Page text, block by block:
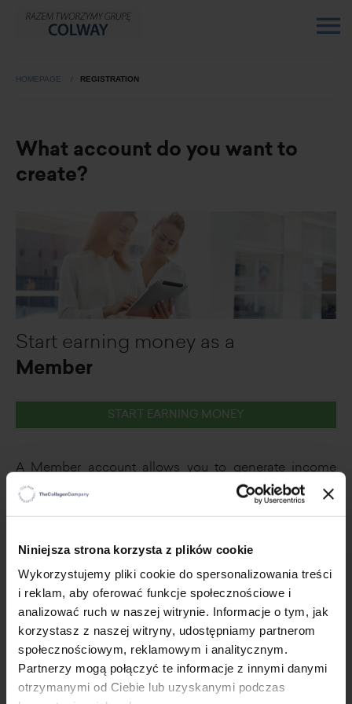
Niniejsza strona korzysta z plików cookie
Wykorzystujemy pliki cookie do spersonalizowania treści
i reklam, aby oferować funkcje społecznościowe i
analizować ruch w naszej witrynie. Informacje o tym, jak
korzystasz z naszej witryny, udostępniamy partnerom
społecznościowym, reklamowym i analitycznym.
Partnerzy mogą połączyć te informacje z innymi danymi
otrzymanymi od Ciebie lub uzyskanymi podczas
HOMEPAGE REGISTRATION
What account do you want to
create?
Start earning money as a
Member.
START EARNING MONEY
A Member account allows you to generate income
through a personal online store. Registration as a
Member requires acceptance of the cooperation
products. After accumulating 50 VPs (from your own
orders and orders of people to whom you
recommended your store) the discount will increase to
40%.
Place your first order for the minimum of 50 VP, and
the membership fee will be 1 PLN (1 EUR, 1 GBP, 1 CZK).
Start saving as a
Registered Customer.